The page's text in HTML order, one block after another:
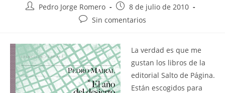
AutorPedro Jorge Romero
Publicación
de
8 de julio de 2010
Comentarios
entrada:
Sin comentarios
La verdad es que me
gustan los libros de la
editorial Salto de Página.
Están escogidos para